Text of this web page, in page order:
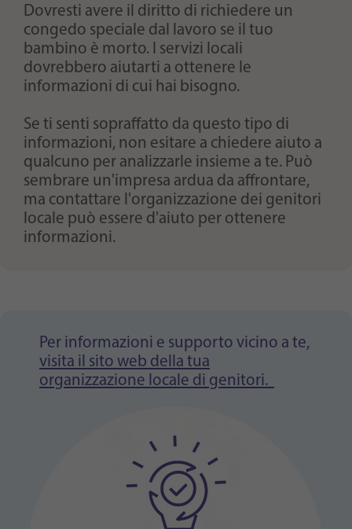
Dovresti avere il diritto di richiedere un
congedo speciale dal lavoro se il tuo
bambino è morto. I servizi locali
dovrebbero aiutarti a ottenere le
informazioni di cui hai bisogno.
Se ti senti sopraffatto da questo tipo di
informazioni, non esitare a chiedere aiuto a
qualcuno per analizzarle insieme a te. Può
sembrare un'impresa ardua da affrontare,
ma contattare l'organizzazione dei genitori
locale può essere d'aiuto per ottenere
informazioni.
Per informazioni e supporto vicino a te,
visita il sito web della tua
organizzazione locale di genitori.